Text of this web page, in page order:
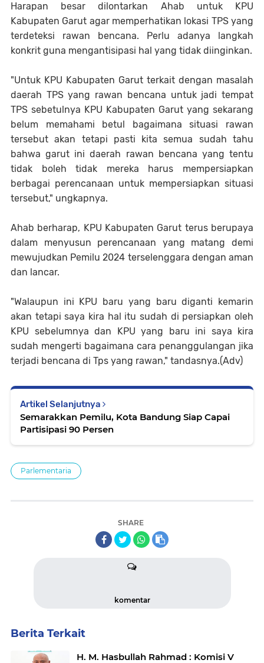
Harapan besar dilontarkan Ahab untuk KPU
Kabupaten Garut agar memperhatikan lokasi TPS yang
terdeteksi rawan bencana. Perlu adanya langkah
konkrit guna mengantisipasi hal yang tidak diinginkan.
"Untuk KPU Kabupaten Garut terkait dengan masalah
daerah TPS yang rawan bencana untuk jadi tempat
TPS sebetulnya KPU Kabupaten Garut yang sekarang
belum memahami betul bagaimana situasi rawan
tersebut akan tetapi pasti kita semua sudah tahu
bahwa garut ini daerah rawan bencana yang tentu
tidak boleh tidak mereka harus mempersiapkan
berbagai perencanaan untuk mempersiapkan situasi
tersebut," ungkapnya.
Ahab berharap, KPU Kabupaten Garut terus berupaya
dalam menyusun perencanaan yang matang demi
mewujudkan Pemilu 2024 terselenggara dengan aman
dan lancar.
"Walaupun ini KPU baru yang baru diganti kemarin
akan tetapi saya kira hal itu sudah di persiapkan oleh
KPU sebelumnya dan KPU yang baru ini saya kira
sudah mengerti bagaimana cara penanggulangan jika
terjadi bencana di Tps yang rawan," tandasnya.(Adv)
Artikel Selanjutnya
Semarakkan Pemilu, Kota Bandung Siap Capai
Partisipasi 90 Persen
Parlementaria
SHARE
komentar
Berita Terkait
H. M. Hasbullah Rahmad : Komisi V